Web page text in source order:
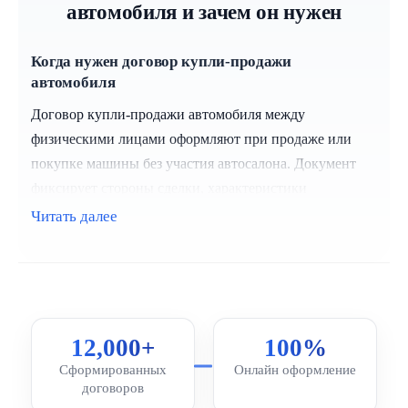
автомобиля и зачем он нужен
Когда нужен договор купли-продажи
автомобиля
Договор купли-продажи автомобиля между
физическими лицами оформляют при продаже или
покупке машины без участия автосалона. Документ
транспортного средства, цену и условия передачи.
для подготовки документов к регистрации в ГИБДД
чтобы зафиксировать сумму сделки и отсутствие
Читать далее
12,000+
Сформированных
договоров
100%
Онлайн оформление